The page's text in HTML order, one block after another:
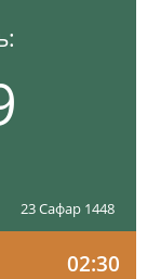
23 Сафар 1448
02:30